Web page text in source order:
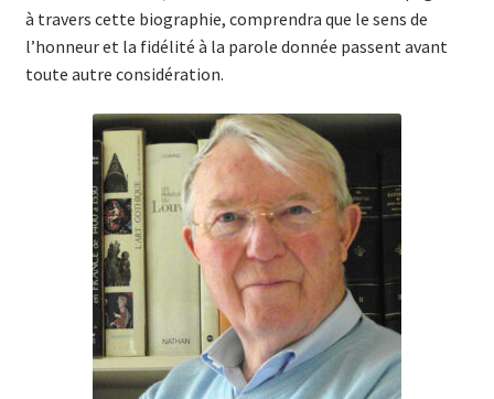
à travers cette biographie, comprendra que le sens de
l’honneur et la fidélité à la parole donnée passent avant
toute autre considération.